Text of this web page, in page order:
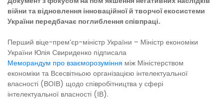
війни та відновлення інноваційної й творчої екосистеми
України передбачає поглиблення співпраці.
Перший віце-прем’єр-міністр України – Міністр економіки
України Юлія Свириденко підписала
Меморандум про взаєморозуміння між Міністерством
економіки та Всесвітньою організацією інтелектуальної
власності (ВОІВ) щодо співробітництва у сфері
інтелектуальної власності (ІВ).